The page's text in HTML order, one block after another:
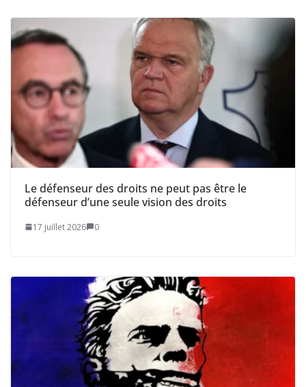
Le défenseur des droits ne peut pas être le
défenseur d’une seule vision des droits
17 juillet 2026 0